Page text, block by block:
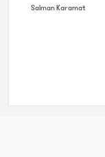
Salman Karamat